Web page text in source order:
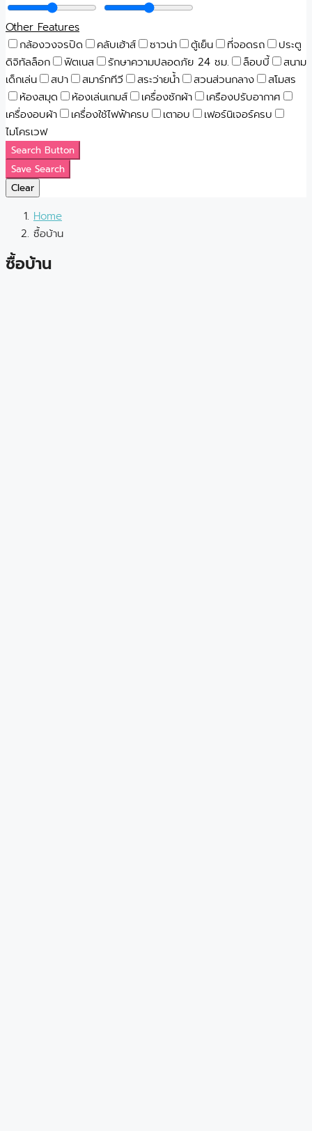
Other Features
กล้องวงจรปิด
คลับเฮ้าส์ ซาวน่า ตู้เย็น ที่จอดรถ
ประตู
ดิจิทัลล็อก
ฟิตเนส รักษาความปลอดภัย 24 ชม. ล็อบบี้
สนาม
เด็กเล่น
สปา สมาร์ททีวี สระว่ายน้ำ สวนส่วนกลาง
สโมสร
ห้องสมุด
ห้องเล่นเกมส์ เครื่องซักผ้า
เครืองปรับอากาศ
เครื่องอบผ้า
เครื่องใช้ไฟฟ้าครบ เตาอบ
เฟอร์นิเจอร์ครบ
ไมโครเวฟ
Search Button
Save Search
Clear
Home
ซื้อบ้าน
ซื้อบ้าน